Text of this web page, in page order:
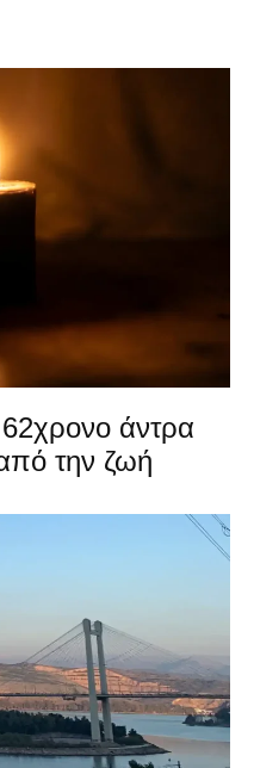
άντρα
την ζωή